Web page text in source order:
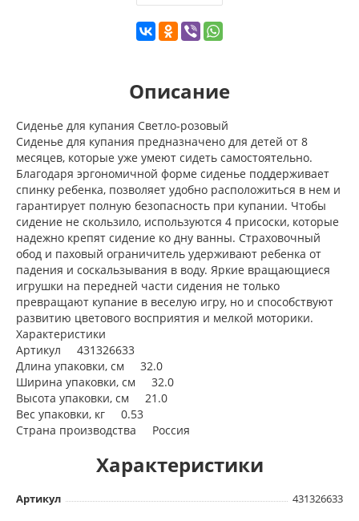
Описание
Сиденье для купания Светло-розовый
Сиденье для купания предназначено для детей от 8
месяцев, которые уже умеют сидеть самостоятельно.
Благодаря эргономичной форме сиденье поддерживает
спинку ребенка, позволяет удобно расположиться в нем и
гарантирует полную безопасность при купании. Чтобы
сидение не скользило, используются 4 присоски, которые
надежно крепят сидение ко дну ванны. Страховочный
обод и паховый ограничитель удерживают ребенка от
падения и соскальзывания в воду. Яркие вращающиеся
игрушки на передней части сидения не только
превращают купание в веселую игру, но и способствуют
развитию цветового восприятия и мелкой моторики.
Характеристики
Артикул 431326633
Длина упаковки, см 32.0
Ширина упаковки, см 32.0
Высота упаковки, см 21.0
Вес упаковки, кг 0.53
Страна производства Россия
Характеристики
Артикул 431326633